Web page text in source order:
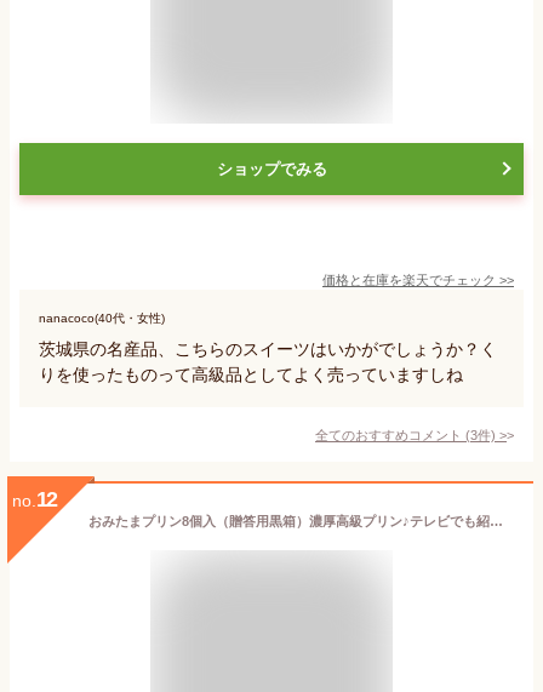
ショップでみる
価格と在庫を楽天でチェック >>
nanacoco(40代・女性)
茨城県の名産品、こちらのスイーツはいかがでしょうか？く
りを使ったものって高級品としてよく売っていますしね
全てのおすすめコメント (3件) >
no. 12
おみたまプリン8個入（贈答用黒箱）濃厚高級プリン♪テレビでも紹介【ギフト 贈り物 プレゼント 贈答 お歳暮 お中元 お返し ご褒美 お取り寄せ お土産 内祝 お祝 洋菓子 スイーツ 茨城空港 小美玉 平飼い卵 たまご 誕生日】